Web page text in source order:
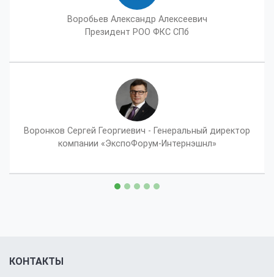
Президент РОО ФКС СПб
Воронков Сергей Георгиевич - Генеральный директор
компании «ЭкспоФорум-Интернэшнл»
КОНТАКТЫ